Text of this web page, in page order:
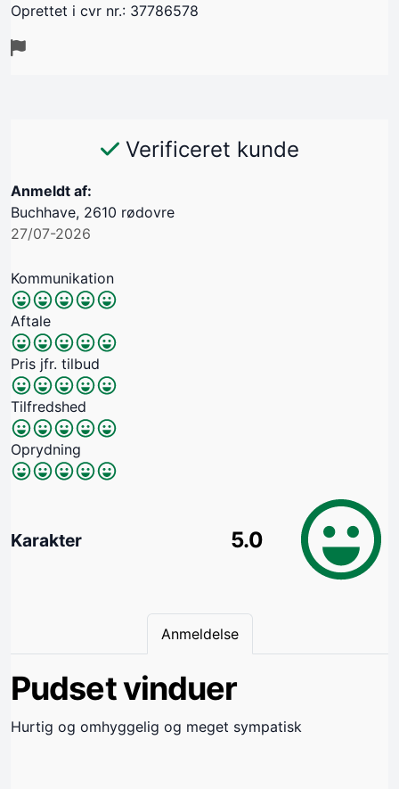
Oprettet i cvr nr.: 37786578
Verificeret kunde
Anmeldt af:
Buchhave, 2610 rødovre
27/07-2026
Kommunikation
Aftale
Pris jfr. tilbud
Tilfredshed
Oprydning
Karakter 5.0
Anmeldelse
Pudset vinduer
Hurtig og omhyggelig og meget sympatisk